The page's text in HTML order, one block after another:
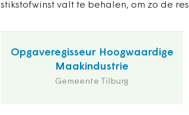
stikstofwinst valt te behalen, om zo de
Opgaveregisseur Hoogwaardige
Maakindustrie
Gemeente Tilburg